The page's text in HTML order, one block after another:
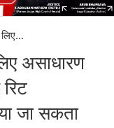
असाधारण
जा सकता